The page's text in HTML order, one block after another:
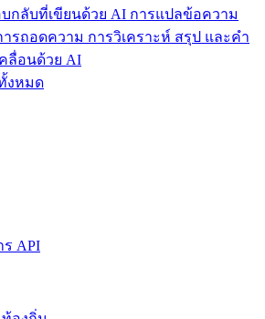
กลับที่เขียนด้วย AI การแปลข้อความ
ารถอดความ การวิเคราะห์ สรุป และคำ
ลื่อนด้วย AI
งหมด
API